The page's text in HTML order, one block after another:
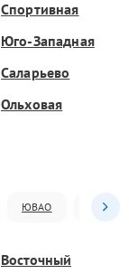
Спортивная
Юго-Западная
Саларьево
Ольховая
ЮВАО ЮАО
Восточный